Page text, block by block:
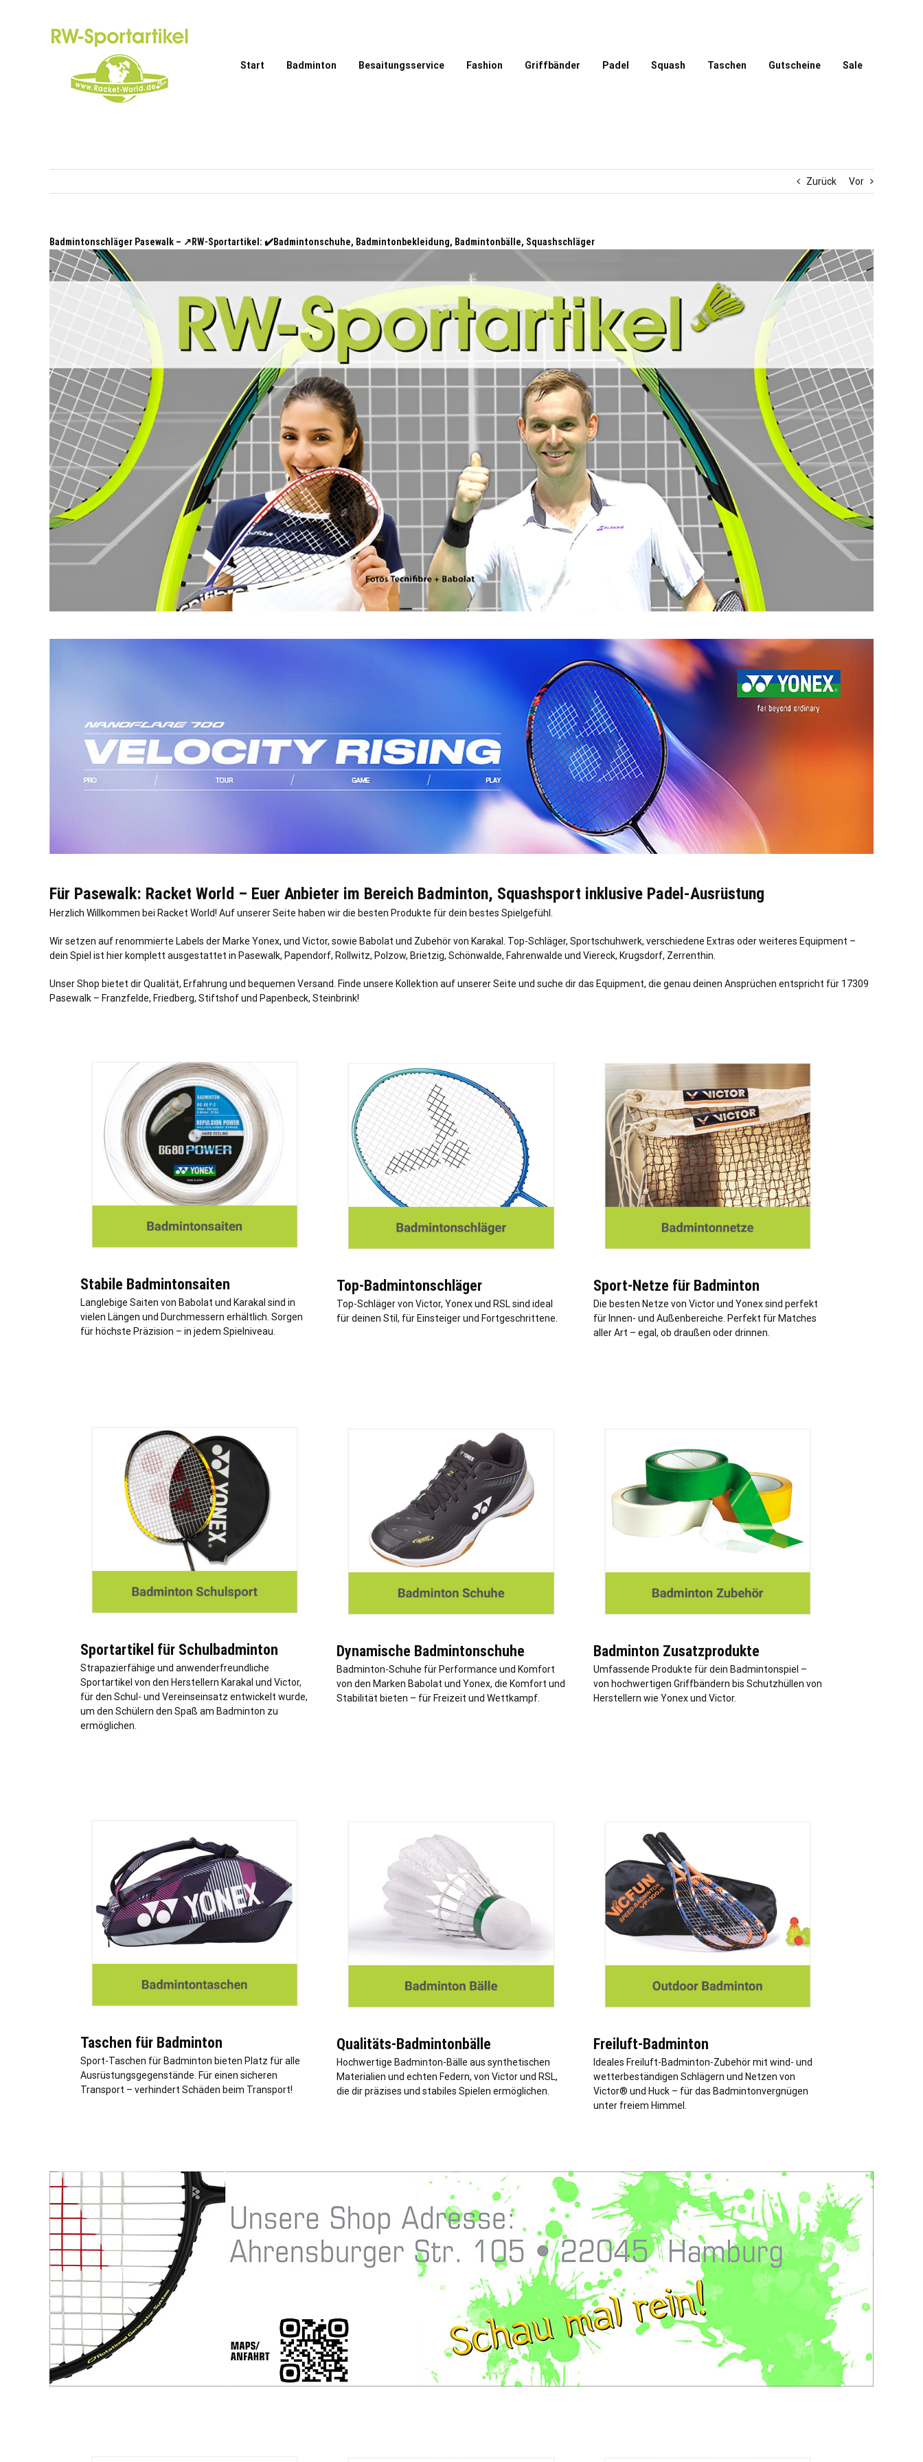
Start Badminton Besaitungsservice Fashion Griffbänder Padel Squash Taschen Gutscheine Sale
Zurück Vor
Badmintonschläger Pasewalk – ↗️RW-Sportartikel: ✔️Badmintonschuhe, Badmintonbekleidung, Badmintonbälle, Squashschläger
Für Pasewalk: Racket World – Euer Anbieter im Bereich Badminton, Squashsport inklusive Padel-Ausrüstung
Herzlich Willkommen bei Racket World! Auf unserer Seite haben wir die besten Produkte für dein bestes Spielgefühl.
Wir setzen auf renommierte Labels der Marke Yonex, und Victor, sowie Babolat und Zubehör von Karakal. Top-Schläger, Sportschuhwerk, verschiedene Extras oder weiteres Equipment –
dein Spiel ist hier komplett ausgestattet in Pasewalk, Papendorf, Rollwitz, Polzow, Brietzig, Schönwalde, Fahrenwalde und Viereck, Krugsdorf, Zerrenthin.
Unser Shop bietet dir Qualität, Erfahrung und bequemen Versand. Finde unsere Kollektion auf unserer Seite und suche dir das Equipment, die genau deinen Ansprüchen entspricht für 17309
Pasewalk – Franzfelde, Friedberg, Stiftshof und Papenbeck, Steinbrink!
Stabile Badmintonsaiten
Langlebige Saiten von Babolat und Karakal sind in
vielen Längen und Durchmessern erhältlich. Sorgen
für höchste Präzision – in jedem Spielniveau.
Top-Badmintonschläger
Top-Schläger von Victor, Yonex und RSL sind ideal
für deinen Stil, für Einsteiger und Fortgeschrittene.
Sport-Netze für Badminton
Die besten Netze von Victor und Yonex sind perfekt
für Innen- und Außenbereiche. Perfekt für Matches
aller Art – egal, ob draußen oder drinnen.
Sportartikel für Schulbadminton
Strapazierfähige und anwenderfreundliche
Sportartikel von den Herstellern Karakal und Victor,
für den Schul- und Vereinseinsatz entwickelt wurde,
um den Schülern den Spaß am Badminton zu
ermöglichen.
Dynamische Badmintonschuhe
Badminton-Schuhe für Performance und Komfort
von den Marken Babolat und Yonex, die Komfort und
Stabilität bieten – für Freizeit und Wettkampf.
Badminton Zusatzprodukte
Umfassende Produkte für dein Badmintonspiel –
von hochwertigen Griffbändern bis Schutzhüllen von
Herstellern wie Yonex und Victor.
Taschen für Badminton
Sport-Taschen für Badminton bieten Platz für alle
Ausrüstungsgegenstände. Für einen sicheren
Transport – verhindert Schäden beim Transport!
Qualitäts-Badmintonbälle
Hochwertige Badminton-Bälle aus synthetischen
Materialien und echten Federn, von Victor und RSL,
die dir präzises und stabiles Spielen ermöglichen.
Freiluft-Badminton
Ideales Freiluft-Badminton-Zubehör mit wind- und
wetterbeständigen Schlägern und Netzen von
Victor® und Huck – für das Badmintonvergnügen
unter freiem Himmel.